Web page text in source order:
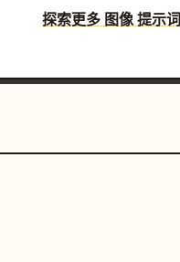
探索更多 图像 提示词